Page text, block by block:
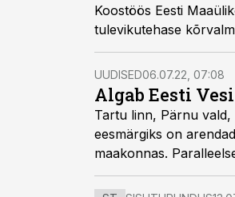
Koostöös Eesti
tulevikutehase
UUDISED06.07.22, 07:08
Algab Eesti
Tartu linn, Pärnu vald,
eesmärgiks on
maakonnas.